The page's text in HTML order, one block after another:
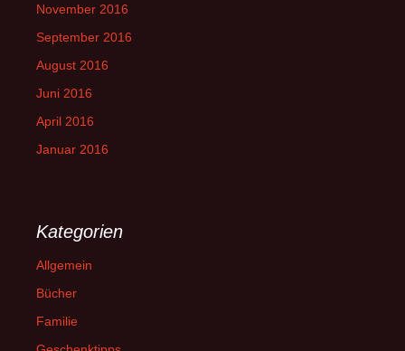
November 2016
September 2016
August 2016
Juni 2016
April 2016
Januar 2016
Kategorien
Allgemein
Bücher
Familie